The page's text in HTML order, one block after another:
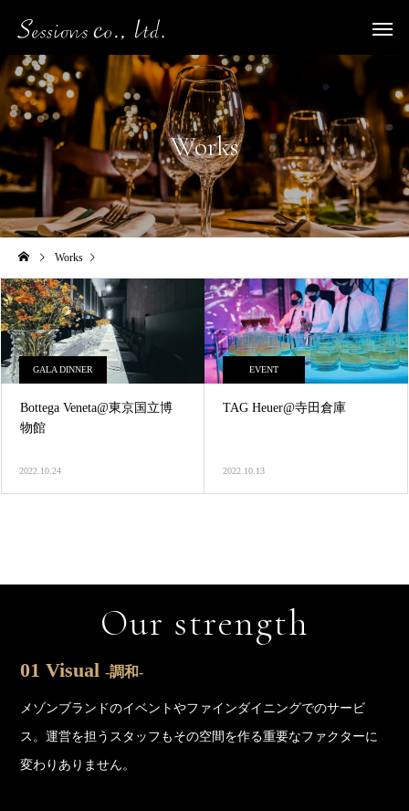
Works
Works
GALA DINNER
Bottega Veneta@東京国立博
物館
2022.10.24
EVENT
TAG Heuer@寺田倉庫
2022.10.13
Our strength
01 Visual-調和-
メゾンブランドのイベントやファインダイニングでのサービ
ス。運営を担うスタッフもその空間を作る重要なファクターに
変わりありません。